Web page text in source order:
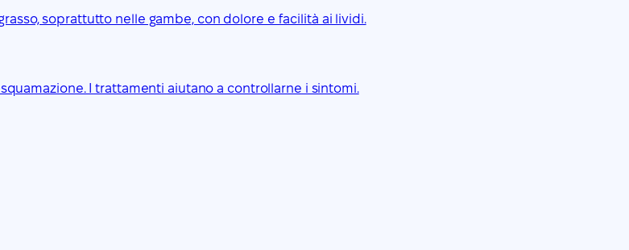
soprattutto nelle gambe, con dolore e facilità ai lividi.
I trattamenti aiutano a controllarne i sintomi.